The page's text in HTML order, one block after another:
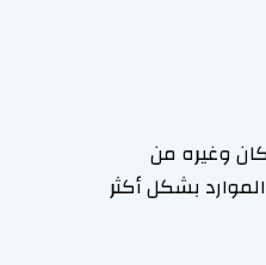
وغيره من
بشكل أكثر